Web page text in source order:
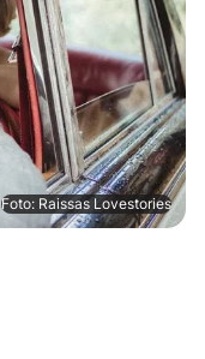
Foto: Raissas Lovestories